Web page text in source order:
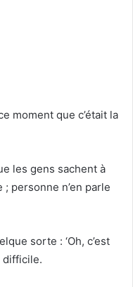
moment que c’était la
les gens sachent à
personne n’en parle
sorte : ‘Oh, c’est
difficile.